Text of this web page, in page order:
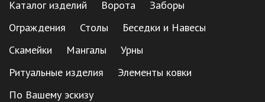
Каталог изделий Ворота
Заборы
Ограждения
Столы
Беседки и Навесы
Скамейки
Мангалы
Урны
Ритуальные изделия
Элементы ковки
По Вашему эскизу